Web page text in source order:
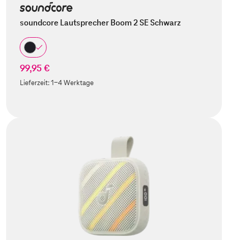
soundcore Lautsprecher Boom 2 SE Schwarz
99,95 €
Lieferzeit:1-4 Werktage